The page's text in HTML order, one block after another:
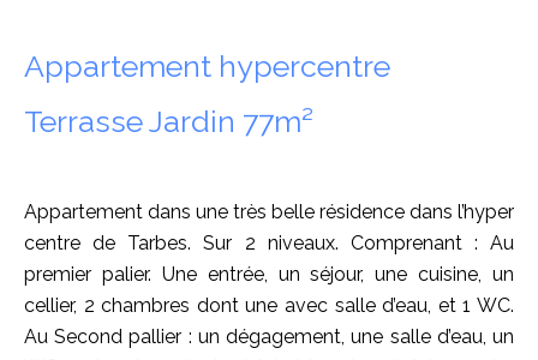
Appartement hypercentre
Terrasse Jardin 77m²
Appartement dans une très belle résidence dans l’hyper
centre de Tarbes. Sur 2 niveaux. Comprenant : Au
premier palier. Une entrée, un séjour, une cuisine, un
cellier, 2 chambres dont une avec salle d’eau, et 1 WC.
Au Second pallier : un dégagement, une salle d’eau, un